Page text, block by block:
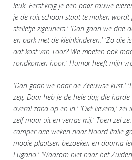
leuk. Eerst krijg je een paar rauwe
je de ruit schoon staat te maken wordt
stelletje zigeuners.' 'Dan gaan we drie
en park met de kleinkinderen.' 'Zo die
dat kost van Toor? We moeten ook
rondkomen hoor.' Humor heeft mijn
'Dan gaan we naar de Zeeuwse kust.'
zeg. Daar heb je de hele dag die
overal zand op en in.' 'Oké lieverd,' zei
zelf maar uit en verras mij.' Toen zei
camper drie weken naar Noord Italië
mooie plaatsen bezoeken en daarna
Lugano.' 'Waarom niet naar het